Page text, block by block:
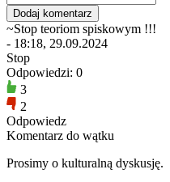
~Stop teoriom spiskowym !!!
- 18:18, 29.09.2024
Stop
Odpowiedzi: 0
3
2
Odpowiedz
Komentarz do wątku
Prosimy o kulturalną dyskusję.